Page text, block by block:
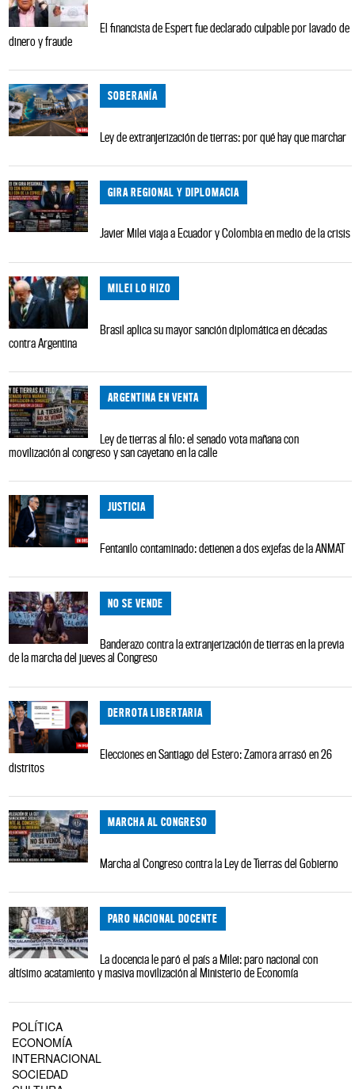
El financista de Espert fue declarado culpable por lavado de
dinero y fraude
SOBERANÍA
Ley de extranjerización de tierras: por qué hay que marchar
GIRA REGIONAL Y DIPLOMACIA
Javier Milei viaja a Ecuador y Colombia en medio de la crisis
MILEI LO HIZO
Brasil aplica su mayor sanción diplomática en décadas
contra Argentina
ARGENTINA EN VENTA
Ley de tierras al filo: el senado vota mañana con
movilización al congreso y san cayetano en la calle
JUSTICIA
Fentanilo contaminado: detienen a dos exjefas de la ANMAT
NO SE VENDE
Banderazo contra la extranjerización de tierras en la previa
de la marcha del jueves al Congreso
DERROTA LIBERTARIA
Elecciones en Santiago del Estero: Zamora arrasó en 26
distritos
MARCHA AL CONGRESO
Marcha al Congreso contra la Ley de Tierras del Gobierno
PARO NACIONAL DOCENTE
La docencia le paró el país a Milei: paro nacional con
altísimo acatamiento y masiva movilización al Ministerio de Economía
POLÍTICA
ECONOMÍA
INTERNACIONAL
SOCIEDAD